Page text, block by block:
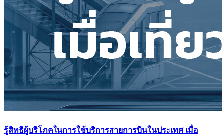
รู้สิทธิผู้บริโภคในการใช้บริการสายการบินในประเทศ เมื่อ